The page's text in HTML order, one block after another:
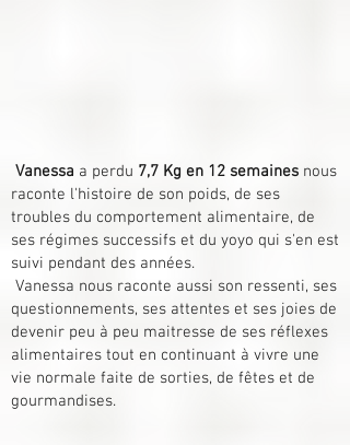
Vanessa a perdu 7,7 Kg en 12 semaines nous
raconte l'histoire de son poids, de ses
troubles du comportement alimentaire, de
ses régimes successifs et du yoyo qui s'en est
suivi pendant des années.
Vanessa nous raconte aussi son ressenti, ses
questionnements, ses attentes et ses joies de
devenir peu à peu maitresse de ses réflexes
alimentaires tout en continuant à vivre une
vie normale faite de sorties, de fêtes et de
gourmandises.